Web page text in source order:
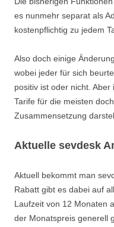
es nunmehr separat als
kostenpflichtig zu jedem
Also doch einige
wobei jeder für sich
positiv ist oder nicht.
Tarife für die meisten
Zusammensetzung
Aktuelle sevdesk
Aktuell bekommt man
Rabatt gibt es dabei auf
Laufzeit von 12 Monaten
der Monatspreis generell